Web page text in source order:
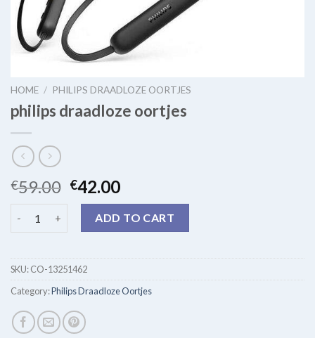
HOME / PHILIPS DRAADLOZE OORTJES
philips draadloze oortjes
€59.00 €42.00
philips draadloze oortjes quantity
ADD TO CART
SKU:CO-13251462
Category:Philips Draadloze Oortjes